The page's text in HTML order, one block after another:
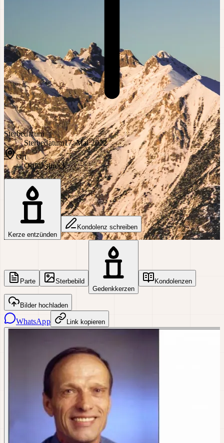
Sterbedatum
Sterbedatum17. Mai 2022
Ort
OrtInnsbruck
Kerze entzünden
Kondolenz schreiben
Parte
Sterbebild
Gedenkkerzen
Kondolenzen
Bilder hochladen
WhatsApp Link kopieren